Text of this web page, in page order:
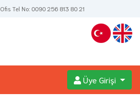
Ofis Tel No: 0090 256 813 80 21
Üye Girişi